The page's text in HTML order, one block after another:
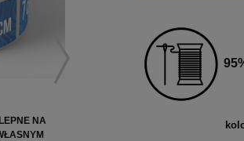
NA
10 000X ETYKIETY